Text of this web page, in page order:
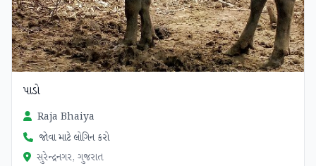
પાડો
Raja Bhaiya
જોવા માટે લોગિન કરો
સુરેન્દ્રનગર, ગુજરાત